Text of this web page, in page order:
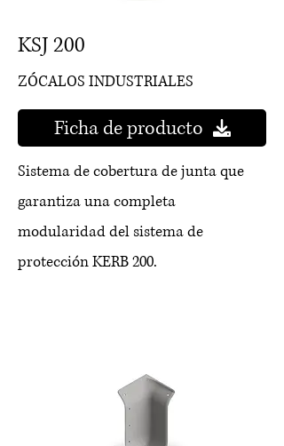
KSJ 200
ZÓCALOS INDUSTRIALES
Ficha de producto
Sistema de cobertura de junta que
garantiza una completa
modularidad del sistema de
protección KERB 200.